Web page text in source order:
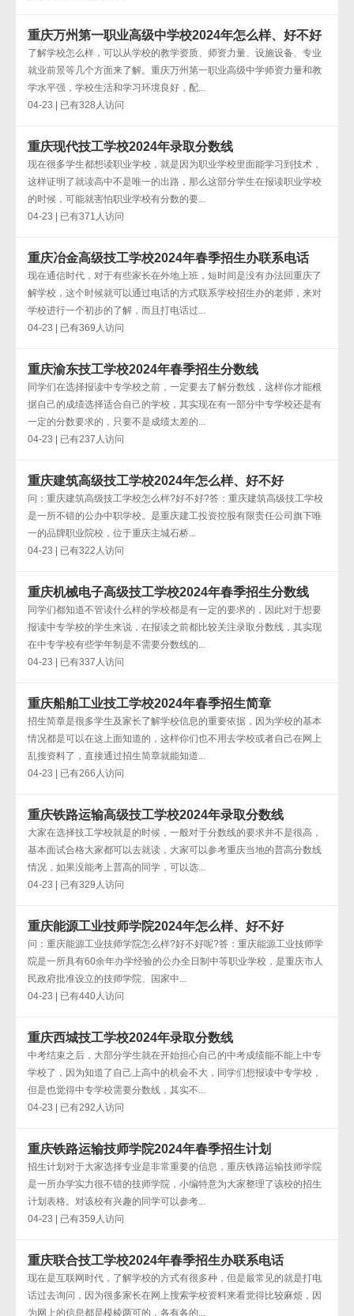
重庆万州第一职业高级中学校2024年怎么样、好不好
了解学校怎么样，可以从学校的教学资质、师资力量、设施设备、专业
就业前景等几个方面来了解。重庆万州第一职业高级中学师资力量和教
学水平强，学校生活和学习环境良好，配...
04-23 | 已有328人访问
重庆现代技工学校2024年录取分数线
现在很多学生都想读职业学校，就是因为职业学校里面能学习到技术，
这样证明了就读高中不是唯一的出路，那么这部分学生在报读职业学校
的时候，可能就害怕职业学校有分数的要...
04-23 | 已有371人访问
重庆冶金高级技工学校2024年春季招生办联系电话
现在通信时代，对于有些家长在外地上班，短时间是没有办法回重庆了
解学校，这个时候就可以通过电话的方式联系学校招生办的老师，来对
学校进行一个初步的了解，而且打电话过...
04-23 | 已有369人访问
重庆渝东技工学校2024年春季招生分数线
同学们在选择报读中专学校之前，一定要去了解分数线，这样你才能根
据自己的成绩选择适合自己的学校，其实现在有一部分中专学校还是有
一定的分数要求的，只要不是成绩太差的...
04-23 | 已有237人访问
重庆建筑高级技工学校2024年怎么样、好不好
问：重庆建筑高级技工学校怎么样?好不好?答：重庆建筑高级技工学校
是一所不错的公办中职学校。是重庆建工投资控股有限责任公司旗下唯
一的品牌职业院校，位于重庆主城石桥...
04-23 | 已有322人访问
重庆机械电子高级技工学校2024年春季招生分数线
同学们都知道不管读什么样的学校都是有一定的要求的，因此对于想要
报读中专学校的学生来说，在报读之前都比较关注录取分数线，其实现
在中专学校有些学年制是不需要分数线的...
04-23 | 已有337人访问
重庆船舶工业技工学校2024年春季招生简章
招生简章是很多学生及家长了解学校信息的重要依据，因为学校的基本
情况都是可以在这上面知道的，这样你们也不用去学校或者自己在网上
乱搜资料了，直接通过招生简章就能知道...
04-23 | 已有266人访问
重庆铁路运输高级技工学校2024年录取分数线
大家在选择技工学校就是的时候，一般对于分数线的要求并不是很高，
基本面试合格大家都可以去就读，大家可以参考重庆当地的普高分数线
情况，如果没能考上普高的同学，可以选...
04-23 | 已有329人访问
重庆能源工业技师学院2024年怎么样、好不好
问：重庆能源工业技师学院怎么样?好不好呢?答：重庆能源工业技师学
院是一所具有60余年办学经验的公办全日制中等职业学校，是重庆市人
民政府批准设立的技师学院、国家中...
04-23 | 已有440人访问
重庆西城技工学校2024年录取分数线
中考结束之后，大部分学生就在开始担心自己的中考成绩能不能上中专
学校了，因为知道了自己上高中的机会不大，同学们想报读中专学校，
但是也觉得中专学校需要分数线，其实不...
04-23 | 已有292人访问
重庆铁路运输技师学院2024年春季招生计划
招生计划对于大家选择专业是非常重要的信息，重庆铁路运输技师学院
是一所办学实力很不错的技师学院，小编特意为大家整理了该校的招生
计划表格。对该校有兴趣的同学可以参考...
04-23 | 已有359人访问
重庆联合技工学校2024年春季招生办联系电话
现在是互联网时代，了解学校的方式有很多种，但是最常见的就是打电
话过去询问，因为很多家长在网上搜索学校资料来看觉得比较麻烦，因
为网上的信息都是模棱两可的，各有各的...